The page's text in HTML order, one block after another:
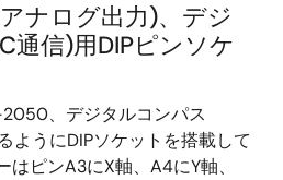
ナログ出力)、デジ
通信)用DIPピンソケ
、デジタルコンパス
ようにDIPソケットを搭載して
ピンA3にX軸、A4にY軸、